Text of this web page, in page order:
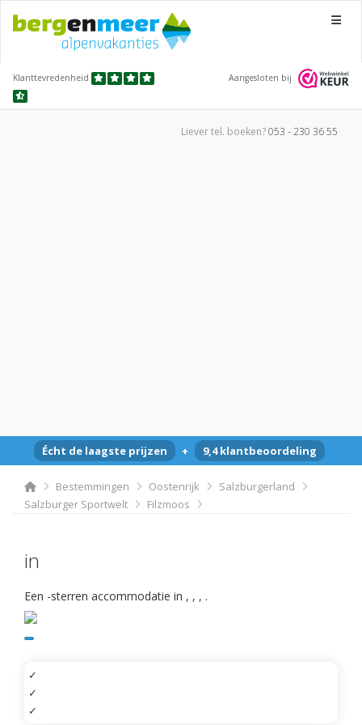
Menu
Klanttevredenheid Aangesloten bij
Liever tel. boeken?053 - 230 36 55
Écht de laagste prijzen + 9,4 klantbeoordeling
Bestemmingen Oostenrijk
Salzburgerland
Salzburger Sportwelt
Filzmoos
in
Een -sterren accommodatie in , , , .
✓
✓
✓